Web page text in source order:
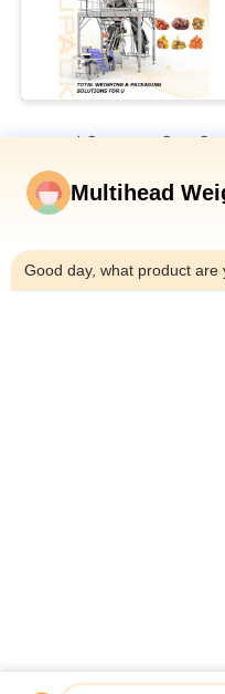
ফল এবং উদ্ভিজ্জ প্যাকেজিং মেশিন
স্বয়ংক্রিয় নেট ব্যাগ প্যাকিং মেশিন
লাইন
গোল্ড কয়েন চকলেট মেশ নেট ব্যাগ
Multihead
Good day, what product are